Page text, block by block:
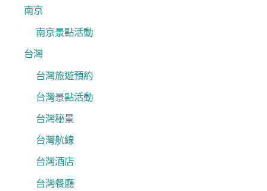
南京
南京景點活動
台灣
台灣旅遊預約
台灣景點活動
台灣秘景
台灣航線
台灣酒店
台灣餐廳